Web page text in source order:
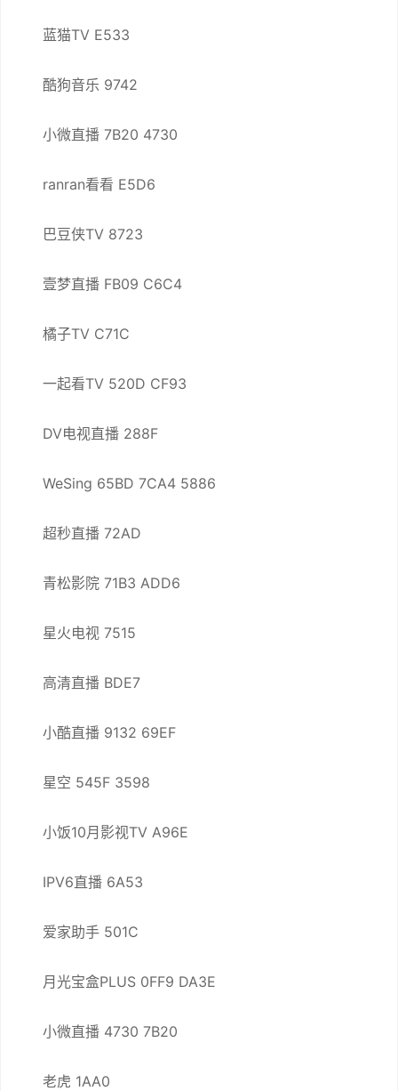
蓝猫TV E533
酷狗音乐 9742
小微直播 7B20 4730
ranran看看 E5D6
巴豆侠TV 8723
壹梦直播 FB09 C6C4
橘子TV C71C
一起看TV 520D CF93
DV电视直播 288F
WeSing 65BD 7CA4 5886
超秒直播 72AD
青松影院 71B3 ADD6
星火电视 7515
高清直播 BDE7
小酷直播 9132 69EF
星空 545F 3598
小饭10月影视TV A96E
IPV6直播 6A53
爱家助手 501C
月光宝盒PLUS 0FF9 DA3E
小微直播 4730 7B20
老虎 1AA0